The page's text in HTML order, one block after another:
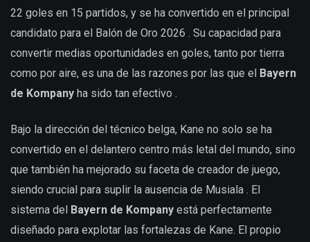
22 goles en 15 partidos, y se ha convertido en el principal
candidato para el Balón de Oro 2026 . Su capacidad para
convertir medias oportunidades en goles, tanto por tierra
como por aire, es una de las razones por las que el Bayern
de Kompany ha sido tan efectivo .
Bajo la dirección del técnico belga, Kane no solo se ha
convertido en el delantero centro más letal del mundo, sino
que también ha mejorado su faceta de creador de juego,
siendo crucial para suplir la ausencia de Musiala . El
sistema del Bayern de Kompany está perfectamente
diseñado para explotar las fortalezas de Kane. El propio